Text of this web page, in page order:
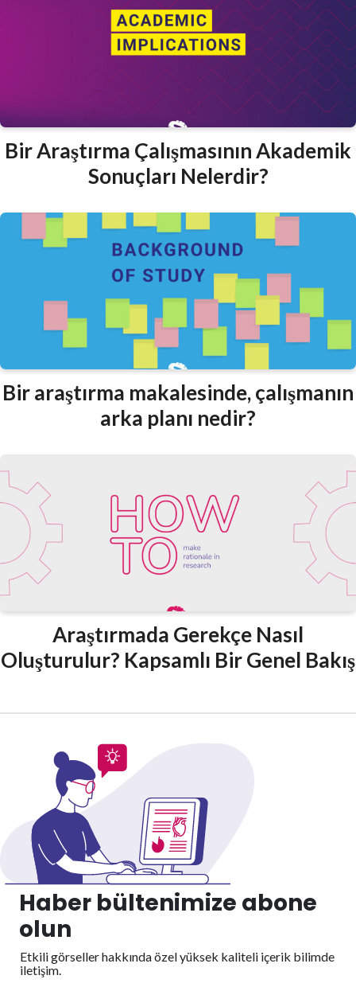
Bir Araştırma Çalışmasının Akademik
Sonuçları Nelerdir?
Bir araştırma makalesinde, çalışmanın
arka planı nedir?
Araştırmada Gerekçe Nasıl
Oluşturulur? Kapsamlı Bir Genel Bakış
Haber bültenimize abone
olun
Etkili görseller hakkında özel yüksek kaliteli içerik bilimde
iletişim.